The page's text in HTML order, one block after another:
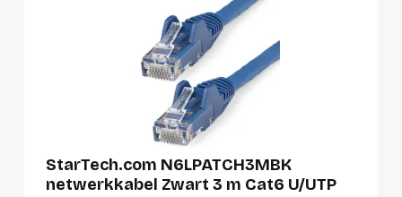
De 20cm lange dongle-uitvoering vermindert
de kans dat andere beschikbare poorten
worden geblokkeerd en vermindert de
belasting op de HDMI®/DVI-connectoren-
Zorgt voor een bidirectionele verbinding
tussen HDMI- en DVI-D-apparaten, wat de
wirwar bij het gebruik van meerdere kabels
voorkomt- Met levenslange garantie door
StarTech.com N6LPATCH3MBK
netwerkkabel Zwart 3 m Cat6 U/UTP